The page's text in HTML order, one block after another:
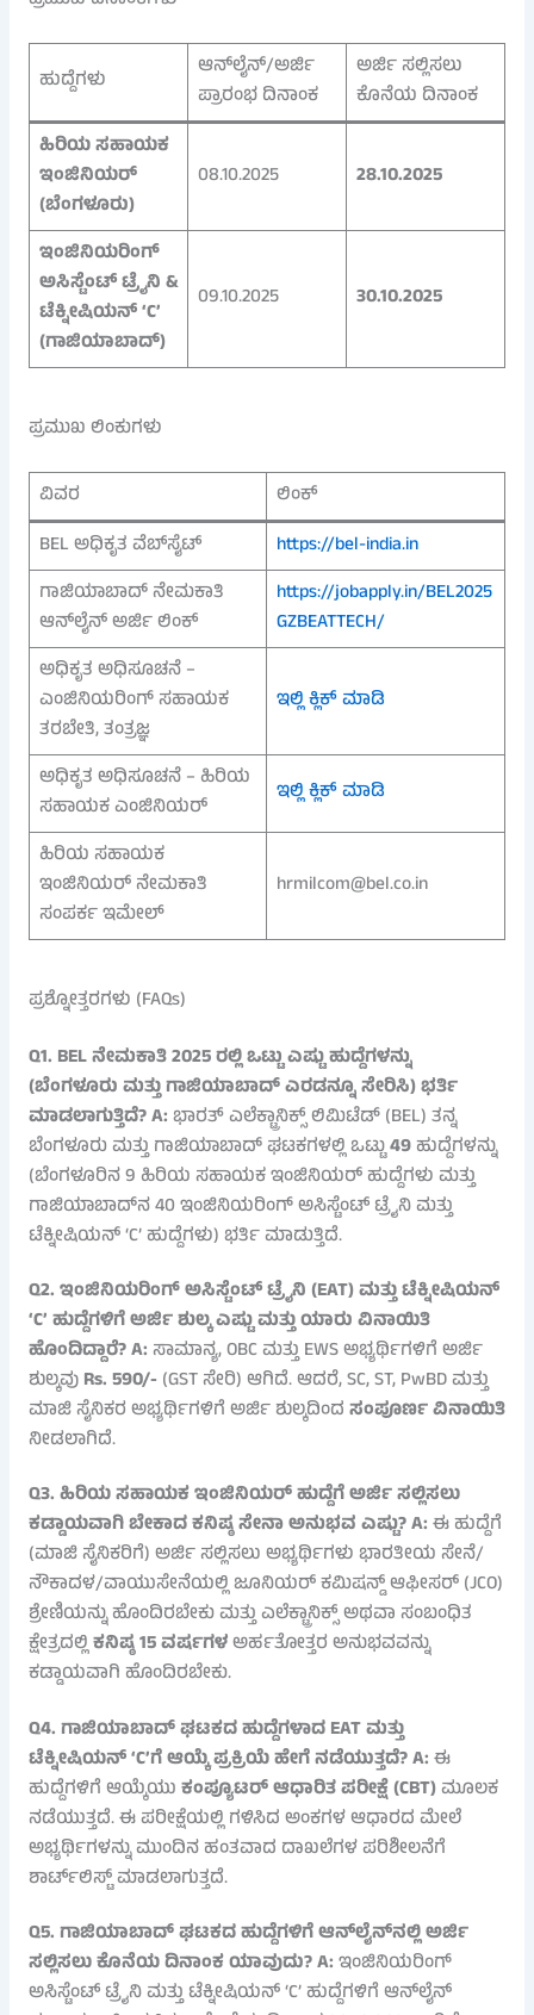
ಹುದ್ದೆಗಳು
ಆನ್‌ಲೈನ್/ಅರ್ಜಿ
ಪ್ರಾರಂಭ ದಿನಾಂಕ
ಅರ್ಜಿ ಸಲ್ಲಿಸಲು
ಕೊನೆಯ ದಿನಾಂಕ
ಹಿರಿಯ ಸಹಾಯಕ
ಇಂಜಿನಿಯರ್
(ಬೆಂಗಳೂರು)
08.10.2025 28.10.2025
ಇಂಜಿನಿಯರಿಂಗ್
ಅಸಿಸ್ಟೆಂಟ್ ಟ್ರೈನಿ &
ಟೆಕ್ನೀಷಿಯನ್ ‘C’
(ಗಾಜಿಯಾಬಾದ್)
09.10.2025 30.10.2025
ಪ್ರಮುಖ ಲಿಂಕುಗಳು
ವಿವರ
ಲಿಂಕ್
BEL ಅಧಿಕೃತ ವೆಬ್‌ಸೈಟ್
https://bel-india.in
ಗಾಜಿಯಾಬಾದ್ ನೇಮಕಾತಿ
ಆನ್‌ಲೈನ್ ಅರ್ಜಿ ಲಿಂಕ್
https://jobapply.in/BEL2025
GZBEATTECH/
ಅಧಿಕೃತ ಅಧಿಸೂಚನೆ –
ಎಂಜಿನಿಯರಿಂಗ್ ಸಹಾಯಕ
ತರಬೇತಿ, ತಂತ್ರಜ್ಞ
ಇಲ್ಲಿ ಕ್ಲಿಕ್ ಮಾಡಿ
ಅಧಿಕೃತ ಅಧಿಸೂಚನೆ – ಹಿರಿಯ
ಸಹಾಯಕ ಎಂಜಿನಿಯರ್
ಇಲ್ಲಿ ಕ್ಲಿಕ್ ಮಾಡಿ
ಹಿರಿಯ ಸಹಾಯಕ
ಇಂಜಿನಿಯರ್ ನೇಮಕಾತಿ
ಸಂಪರ್ಕ ಇಮೇಲ್
hrmilcom@bel.co.in
ಪ್ರಶ್ನೋತ್ತರಗಳು (FAQs)
Q1. BEL ನೇಮಕಾತಿ 2025 ರಲ್ಲಿ ಒಟ್ಟು ಎಷ್ಟು ಹುದ್ದೆಗಳನ್ನು
(ಬೆಂಗಳೂರು ಮತ್ತು ಗಾಜಿಯಾಬಾದ್ ಎರಡನ್ನೂ ಸೇರಿಸಿ) ಭರ್ತಿ
ಮಾಡಲಾಗುತ್ತಿದೆ?A:ಭಾರತ್ ಎಲೆಕ್ಟ್ರಾನಿಕ್ಸ್ ಲಿಮಿಟೆಡ್ (BEL) ತನ್ನ
ಬೆಂಗಳೂರು ಮತ್ತು ಗಾಜಿಯಾಬಾದ್ ಘಟಕಗಳಲ್ಲಿ ಒಟ್ಟು49ಹುದ್ದೆಗಳನ್ನು
(ಬೆಂಗಳೂರಿನ 9 ಹಿರಿಯ ಸಹಾಯಕ ಇಂಜಿನಿಯರ್ ಹುದ್ದೆಗಳು ಮತ್ತು
ಗಾಜಿಯಾಬಾದ್‌ನ 40 ಇಂಜಿನಿಯರಿಂಗ್ ಅಸಿಸ್ಟೆಂಟ್ ಟ್ರೈನಿ ಮತ್ತು
ಟೆಕ್ನೀಷಿಯನ್ ‘C’ ಹುದ್ದೆಗಳು) ಭರ್ತಿ ಮಾಡುತ್ತಿದೆ.
Q2. ಇಂಜಿನಿಯರಿಂಗ್ ಅಸಿಸ್ಟೆಂಟ್ ಟ್ರೈನಿ (EAT) ಮತ್ತು ಟೆಕ್ನೀಷಿಯನ್
‘C’ ಹುದ್ದೆಗಳಿಗೆ ಅರ್ಜಿ ಶುಲ್ಕ ಎಷ್ಟು ಮತ್ತು ಯಾರು ವಿನಾಯಿತಿ
ಹೊಂದಿದ್ದಾರೆ?A:ಸಾಮಾನ್ಯ, OBC ಮತ್ತು EWS ಅಭ್ಯರ್ಥಿಗಳಿಗೆ ಅರ್ಜಿ
ಶುಲ್ಕವುRs. 590/- (GST ಸೇರಿ) ಆಗಿದೆ. ಆದರೆ, SC, ST, PwBD ಮತ್ತು
ಮಾಜಿ ಸೈನಿಕರ ಅಭ್ಯರ್ಥಿಗಳಿಗೆ ಅರ್ಜಿ ಶುಲ್ಕದಿಂದಸಂಪೂರ್ಣ ವಿನಾಯಿತಿ
ನೀಡಲಾಗಿದೆ.
Q3. ಹಿರಿಯ ಸಹಾಯಕ ಇಂಜಿನಿಯರ್ ಹುದ್ದೆಗೆ ಅರ್ಜಿ ಸಲ್ಲಿಸಲು
ಕಡ್ಡಾಯವಾಗಿ ಬೇಕಾದ ಕನಿಷ್ಠ ಸೇನಾ ಅನುಭವ ಎಷ್ಟು?A:ಈ ಹುದ್ದೆಗೆ
(ಮಾಜಿ ಸೈನಿಕರಿಗೆ) ಅರ್ಜಿ ಸಲ್ಲಿಸಲು ಅಭ್ಯರ್ಥಿಗಳು ಭಾರತೀಯ ಸೇನೆ/
ನೌಕಾದಳ/ವಾಯುಸೇನೆಯಲ್ಲಿ ಜೂನಿಯರ್ ಕಮಿಷನ್ಡ್ ಆಫೀಸರ್ (JCO)
ಶ್ರೇಣಿಯನ್ನು ಹೊಂದಿರಬೇಕು ಮತ್ತು ಎಲೆಕ್ಟ್ರಾನಿಕ್ಸ್ ಅಥವಾ ಸಂಬಂಧಿತ
ಕ್ಷೇತ್ರದಲ್ಲಿಕನಿಷ್ಠ 15 ವರ್ಷಗಳಅರ್ಹತೋತ್ತರ ಅನುಭವವನ್ನು
ಕಡ್ಡಾಯವಾಗಿ ಹೊಂದಿರಬೇಕು.
Q4. ಗಾಜಿಯಾಬಾದ್ ಘಟಕದ ಹುದ್ದೆಗಳಾದ EAT ಮತ್ತು
ಟೆಕ್ನೀಷಿಯನ್ ‘C’ಗೆ ಆಯ್ಕೆ ಪ್ರಕ್ರಿಯೆ ಹೇಗೆ ನಡೆಯುತ್ತದೆ?A:ಈ
ಹುದ್ದೆಗಳಿಗೆ ಆಯ್ಕೆಯುಕಂಪ್ಯೂಟರ್ ಆಧಾರಿತ ಪರೀಕ್ಷೆ (CBT)ಮೂಲಕ
ನಡೆಯುತ್ತದೆ. ಈ ಪರೀಕ್ಷೆಯಲ್ಲಿ ಗಳಿಸಿದ ಅಂಕಗಳ ಆಧಾರದ ಮೇಲೆ
ಅಭ್ಯರ್ಥಿಗಳನ್ನು ಮುಂದಿನ ಹಂತವಾದ ದಾಖಲೆಗಳ ಪರಿಶೀಲನೆಗೆ
ಶಾರ್ಟ್‌ಲಿಸ್ಟ್ ಮಾಡಲಾಗುತ್ತದೆ.
Q5. ಗಾಜಿಯಾಬಾದ್ ಘಟಕದ ಹುದ್ದೆಗಳಿಗೆ ಆನ್‌ಲೈನ್‌ನಲ್ಲಿ ಅರ್ಜಿ
ಸಲ್ಲಿಸಲು ಕೊನೆಯ ದಿನಾಂಕ ಯಾವುದು?A:ಇಂಜಿನಿಯರಿಂಗ್
ಅಸಿಸ್ಟೆಂಟ್ ಟ್ರೈನಿ ಮತ್ತು ಟೆಕ್ನೀಷಿಯನ್ ‘C’ ಹುದ್ದೆಗಳಿಗೆ ಆನ್‌ಲೈನ್